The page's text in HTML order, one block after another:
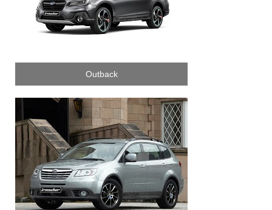
Outback